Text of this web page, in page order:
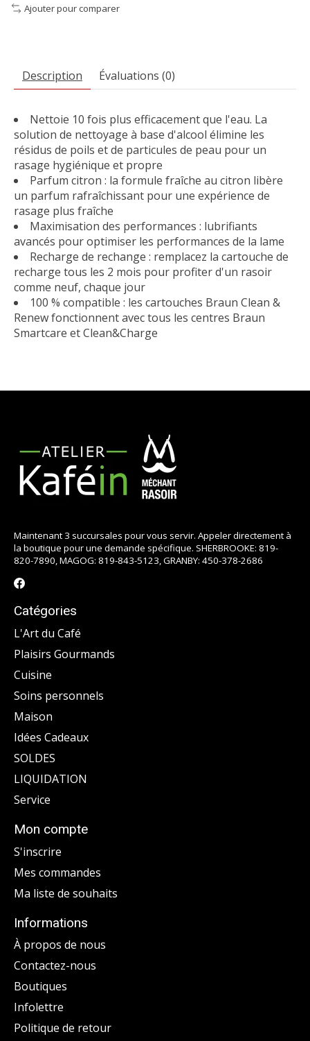
Ajouter pour comparer
Description Évaluations (0)
Nettoie 10 fois plus efficacement que l'eau. La
solution de nettoyage à base d'alcool élimine les
résidus de poils et de particules de peau pour un
rasage hygiénique et propre
Parfum citron : la formule fraîche au citron libère
un parfum rafraîchissant pour une expérience de
rasage plus fraîche
Maximisation des performances : lubrifiants
avancés pour optimiser les performances de la lame
Recharge de rechange : remplacez la cartouche de
recharge tous les 2 mois pour profiter d'un rasoir
comme neuf, chaque jour
100 % compatible : les cartouches Braun Clean &
Renew fonctionnent avec tous les centres Braun
Smartcare et Clean&Charge
Maintenant 3 succursales pour vous servir. Appeler directement à
la boutique pour une demande spécifique. SHERBROOKE: 819-
820-7890, MAGOG: 819-843-5123, GRANBY: 450-378-2686
Catégories
L'Art du Café
Plaisirs Gourmands
Cuisine
Soins personnels
Maison
Idées Cadeaux
SOLDES
LIQUIDATION
Service
Mon compte
S'inscrire
Mes commandes
Ma liste de souhaits
Informations
À propos de nous
Contactez-nous
Boutiques
Infolettre
Politique de retour